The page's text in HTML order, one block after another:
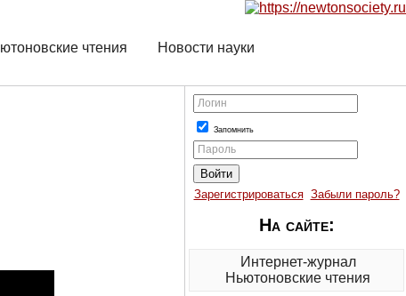
чтения
Новости науки
Логин
Запомнить
Пароль
Зарегистрироваться Забыли пароль?
На сайте:
Интернет-журнал
Ньютоновские чтения